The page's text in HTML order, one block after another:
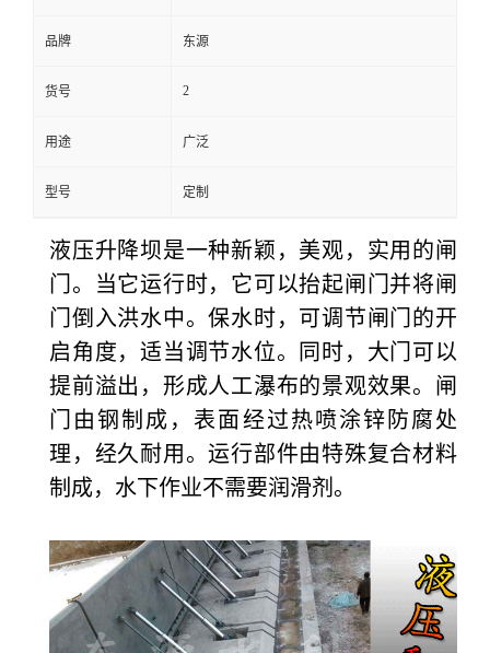
品牌 东源
货号 2
用途 广泛
型号 定制
液压升降坝是一种新颖，美观，实用的闸
门。当它运行时，它可以抬起闸门并将闸
门倒入洪水中。保水时，可调节闸门的开
启角度，适当调节水位。同时，大门可以
提前溢出，形成人工瀑布的景观效果。 闸
门由钢制成，表面经过热喷涂锌防腐处
理，经久耐用。运行部件由特殊复合材料
制成，水下作业不需要润滑剂。